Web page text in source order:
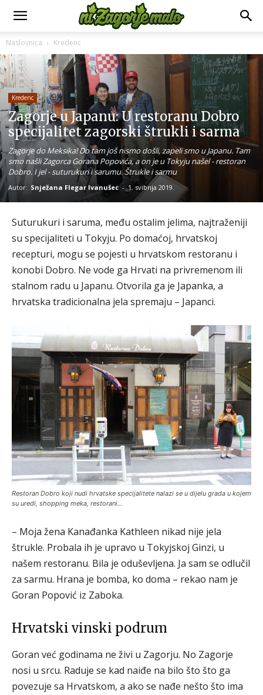
Naslovnica Kredenc
Kredenc
Zagorje u Japanu: U restoranu Dobro
specijalitet zagorski štrukli i sarma
Zagorje do Meksika! Do tam još nismo došli, zapeli smo u Japanu. Tam
smo našli Zagorca Gorana Popovića, a on je u Tokyju našel - restoran
Dobro. I jel - suturukuri i sarumu. Štrukle i sarmu
Autor: Snježana Flegar Ivanušec - 1. svibnja 2019.
Suturukuri i saruma, među ostalim jelima, najtraženiji
su specijaliteti u Tokyju. Po domaćoj, hrvatskoj
recepturi, mogu se pojesti u hrvatskom restoranu i
konobi Dobro. Ne vode ga Hrvati na privremenom ili
stalnom radu u Japanu. Otvorila ga je Japanka, a
hrvatska tradicionalna jela spremaju – Japanci.
Restoran Dobro koji nudi hrvatske specijalitete nalazi se u dijelu grada u kojem
su uredi, shopping meka, restorani…
– Moja žena Kanađanka Kathleen nikad nije jela
štrukle. Probala ih je upravo u Tokyjskoj Ginzi, u
našem restoranu. Bila je oduševljena. Ja sam se odlučil
za sarmu. Hrana je bomba, ko doma – rekao nam je
Goran Popović iz Zaboka.
Hrvatski vinski podrum
Goran već godinama ne živi u Zagorju. No Zagorje
nosi u srcu. Raduje se kad naiđe na bilo što što ga
povezuje sa Hrvatskom, a ako se nađe nešto što ima